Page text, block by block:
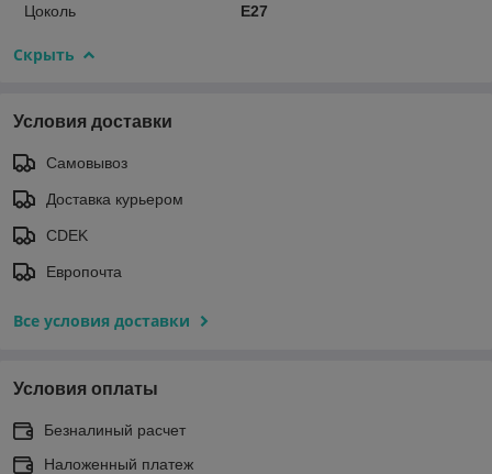
Цоколь
E27
Скрыть
Условия доставки
Самовывоз
Доставка курьером
CDEK
Европочта
Все условия доставки
Условия оплаты
Безналиный расчет
Наложенный платеж